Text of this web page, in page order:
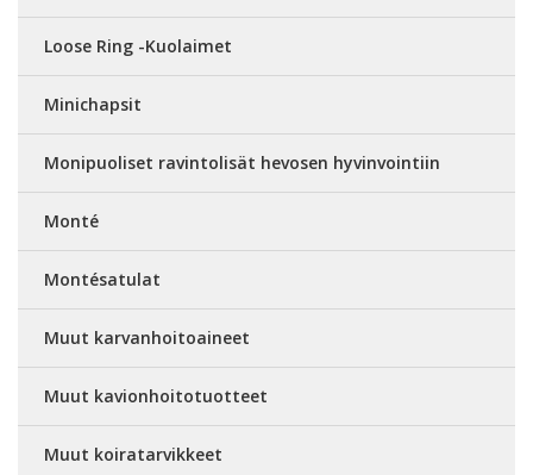
Loose Ring -Kuolaimet
Minichapsit
Monipuoliset ravintolisät hevosen hyvinvointiin
Monté
Montésatulat
Muut karvanhoitoaineet
Muut kavionhoitotuotteet
Muut koiratarvikkeet